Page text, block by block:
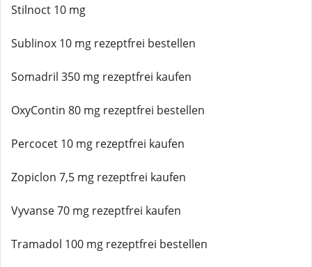
Stilnoct 10 mg
Sublinox 10 mg rezeptfrei bestellen
Somadril 350 mg rezeptfrei kaufen
OxyContin 80 mg rezeptfrei bestellen
Percocet 10 mg rezeptfrei kaufen
Zopiclon 7,5 mg rezeptfrei kaufen
Vyvanse 70 mg rezeptfrei kaufen
Tramadol 100 mg rezeptfrei bestellen